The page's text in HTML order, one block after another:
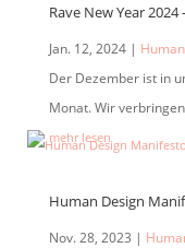
Rave New Year
Jan. 12, 2024|
Der Dezember ist in
Monat. Wir
mehr lesen
Human Design
Nov. 28, 2023 |